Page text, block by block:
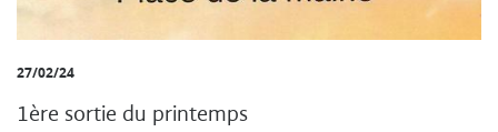
27/02/24
1ère sortie du printemps